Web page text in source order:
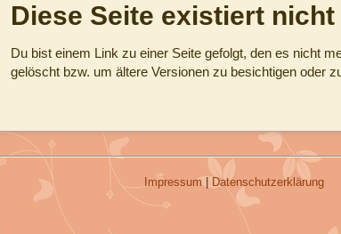
Diese Seite existiert nicht
Du bist einem Link zu einer Seite gefolgt, den es nicht
gelöscht bzw. um ältere Versionen zu besichtigen oder
Impressum | Datenschutzerklärung